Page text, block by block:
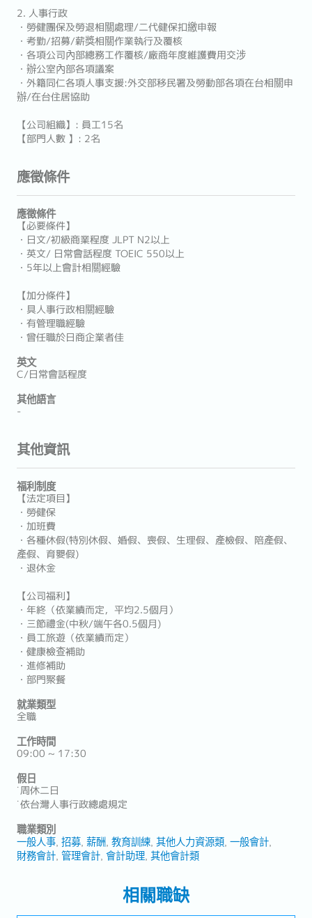
2. 人事行政
・勞健團保及勞退相關處理/二代健保扣繳申報
・考勤/招募/薪獎相關作業執行及覆核
・各項公司內部總務工作覆核/廠商年度維護費用交涉
・辦公室內部各項議案
・外籍同仁各項人事支援:外交部移民署及勞動部各項在台相關申
辦/在台住居協助
【公司組織】: 員工15名
【部門人數 】: 2名
應徵條件
應徵條件
【必要條件】
・日文/初級商業程度 JLPT N2以上
・英文/ 日常會話程度 TOEIC 550以上
・5年以上會計相關經驗
【加分條件】
・具人事行政相關經驗
・有管理職經驗
・曾任職於日商企業者佳
英文
C/日常會話程度
其他語言
-
其他資訊
福利制度
【法定項目】
・勞健保
・加班費
・各種休假(特別休假、婚假、喪假、生理假、產檢假、陪產假、
產假、育嬰假)
・退休金
【公司福利】
・年終（依業績而定，平均2.5個月）
・三節禮金(中秋/端午各0.5個月)
・員工旅遊（依業績而定）
・健康檢查補助
・進修補助
・部門聚餐
就業類型
全職
工作時間
09:00 ~ 17:30
假日
˙周休二日
˙依台灣人事行政總處規定
職業類別
一般人事 招募 薪酬 教育訓練 其他人力資源類 一般會計
財務會計 管理會計 會計助理 其他會計類
相關職缺